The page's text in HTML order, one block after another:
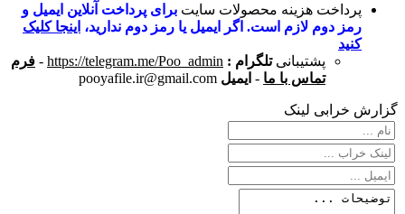
پرداخت هزینه محصولات سایت برای پرداخت آنلاین ایمیل و
رمز دوم لازم است. اگر ایمیل یا رمز دوم ندارید، اینجا کلیک
کنید
پشتیبانی تلگرام : https://telegram.me/Poo_admin
- فرم
تماس با ما - ایمیل pooyafile.ir@gmail.com
گزارش خرابی لینک